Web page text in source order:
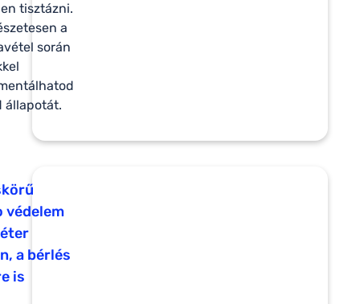
tisztázni.
a
során
állapotát.
védelem
a bérlés
is